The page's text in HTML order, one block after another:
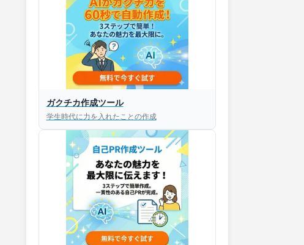
ガクチカ作成ツール
学生時代に力を入れたことの作成